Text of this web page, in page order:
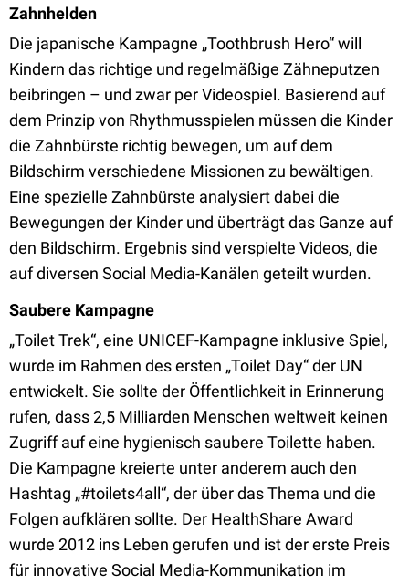
Zahnhelden
Die japanische Kampagne „Toothbrush Hero“ will
Kindern das richtige und regelmäßige Zähneputzen
beibringen – und zwar per Videospiel. Basierend auf
dem Prinzip von Rhythmusspielen müssen die Kinder
die Zahnbürste richtig bewegen, um auf dem
Bildschirm verschiedene Missionen zu bewältigen.
Eine spezielle Zahnbürste analysiert dabei die
Bewegungen der Kinder und überträgt das Ganze auf
den Bildschirm. Ergebnis sind verspielte Videos, die
auf diversen Social Media-Kanälen geteilt wurden.
Saubere Kampagne
„Toilet Trek“, eine UNICEF-Kampagne inklusive Spiel,
wurde im Rahmen des ersten „Toilet Day“ der UN
entwickelt. Sie sollte der Öffentlichkeit in Erinnerung
rufen, dass 2,5 Milliarden Menschen weltweit keinen
Zugriff auf eine hygienisch saubere Toilette haben.
Die Kampagne kreierte unter anderem auch den
Hashtag „#toilets4all“, der über das Thema und die
Folgen aufklären sollte. Der HealthShare Award
wurde 2012 ins Leben gerufen und ist der erste Preis
für innovative Social Media-Kommunikation im